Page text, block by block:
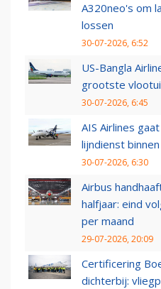
A320neo's om
lossen
30-07-2026, 6:52
US-Bangla
grootste
30-07-2026, 6:45
AIS Airlines
lijndienst
30-07-2026, 6:30
Airbus
halfjaar: eind
per maand
29-07-2026, 20:09
Certificering
dichterbij: